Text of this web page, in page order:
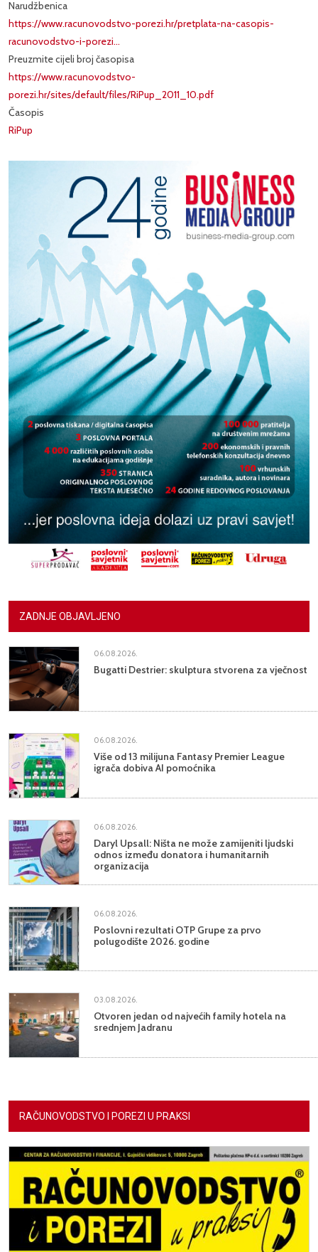
Narudžbenica
https://www.racunovodstvo-porezi.hr/pretplata-na-casopis-
racunovodstvo-i-porezi…
Preuzmite cijeli broj časopisa
https://www.racunovodstvo-
porezi.hr/sites/default/files/RiPup_2011_10.pdf
Časopis
RiPup
ZADNJE OBJAVLJENO
06.08.2026.
Bugatti Destrier: skulptura stvorena za vječnost
06.08.2026.
Više od 13 milijuna Fantasy Premier League
igrača dobiva AI pomoćnika
06.08.2026.
Daryl Upsall: Ništa ne može zamijeniti ljudski
odnos između donatora i humanitarnih
organizacija
06.08.2026.
Poslovni rezultati OTP Grupe za prvo
polugodište 2026. godine
03.08.2026.
Otvoren jedan od najvećih family hotela na
srednjem Jadranu
RAČUNOVODSTVO I POREZI U PRAKSI